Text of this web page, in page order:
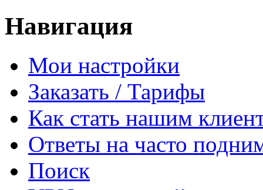
Навигация
Мои настройки
Заказать / Тарифы
Как стать нашим
Ответы на часто
Поиск